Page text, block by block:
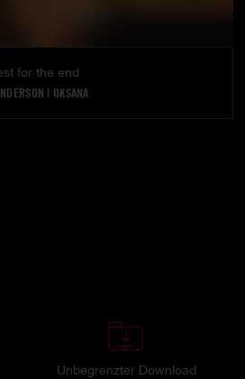
for the end
| OKSANA
Unbegrenzter Download